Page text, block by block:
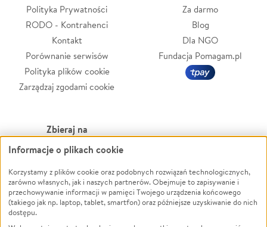
Polityka Prywatności
RODO - Kontrahenci
Kontakt
Porównanie serwisów
Polityka plików cookie
Zarządzaj zgodami cookie
Za darmo
Blog
Dla NGO
Fundacja Pomagam.pl
Zbieraj na
Leczenie
Zwierzęta
Pożar
Ukraina
Powódź
Wichura
NGO
Informacje o plikach cookie
Korzystamy z plików cookie oraz podobnych rozwiązań technologicznych,
zarówno własnych, jak i naszych partnerów. Obejmuje to zapisywanie i
przechowywanie informacji w pamięci Twojego urządzenia końcowego
(takiego jak np. laptop, tablet, smartfon) oraz późniejsze uzyskiwanie do nich
dostępu.